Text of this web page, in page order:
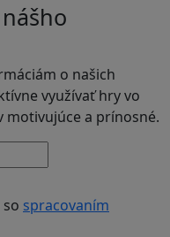
o našich
využívať hry vo
motivujúce a prínosné.
spracovaním